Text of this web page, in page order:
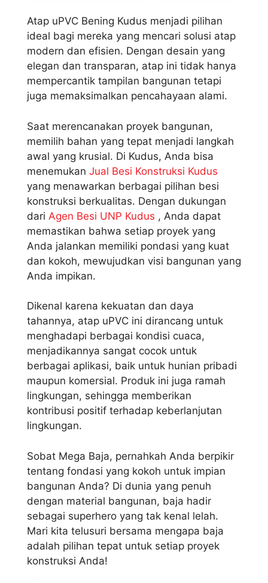
Atap uPVC Bening Kudus menjadi pilihan
ideal bagi mereka yang mencari solusi atap
modern dan efisien. Dengan desain yang
elegan dan transparan, atap ini tidak hanya
mempercantik tampilan bangunan tetapi
juga memaksimalkan pencahayaan alami.
Saat merencanakan proyek bangunan,
memilih bahan yang tepat menjadi langkah
awal yang krusial. Di Kudus, Anda bisa
menemukan Jual Besi Konstruksi Kudus
yang menawarkan berbagai pilihan besi
konstruksi berkualitas. Dengan dukungan
dari Agen Besi UNP Kudus , Anda dapat
memastikan bahwa setiap proyek yang
Anda jalankan memiliki pondasi yang kuat
dan kokoh, mewujudkan visi bangunan yang
Anda impikan.
Dikenal karena kekuatan dan daya
tahannya, atap uPVC ini dirancang untuk
menghadapi berbagai kondisi cuaca,
menjadikannya sangat cocok untuk
berbagai aplikasi, baik untuk hunian pribadi
maupun komersial. Produk ini juga ramah
lingkungan, sehingga memberikan
kontribusi positif terhadap keberlanjutan
lingkungan.
Sobat Mega Baja, pernahkah Anda berpikir
tentang fondasi yang kokoh untuk impian
bangunan Anda? Di dunia yang penuh
dengan material bangunan, baja hadir
sebagai superhero yang tak kenal lelah.
Mari kita telusuri bersama mengapa baja
adalah pilihan tepat untuk setiap proyek
konstruksi Anda!